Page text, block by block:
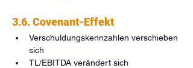
3.6. Covenant-Effekt
Verschuldungskennzahlen verschieben
sich
TL/EBITDA verändert sich